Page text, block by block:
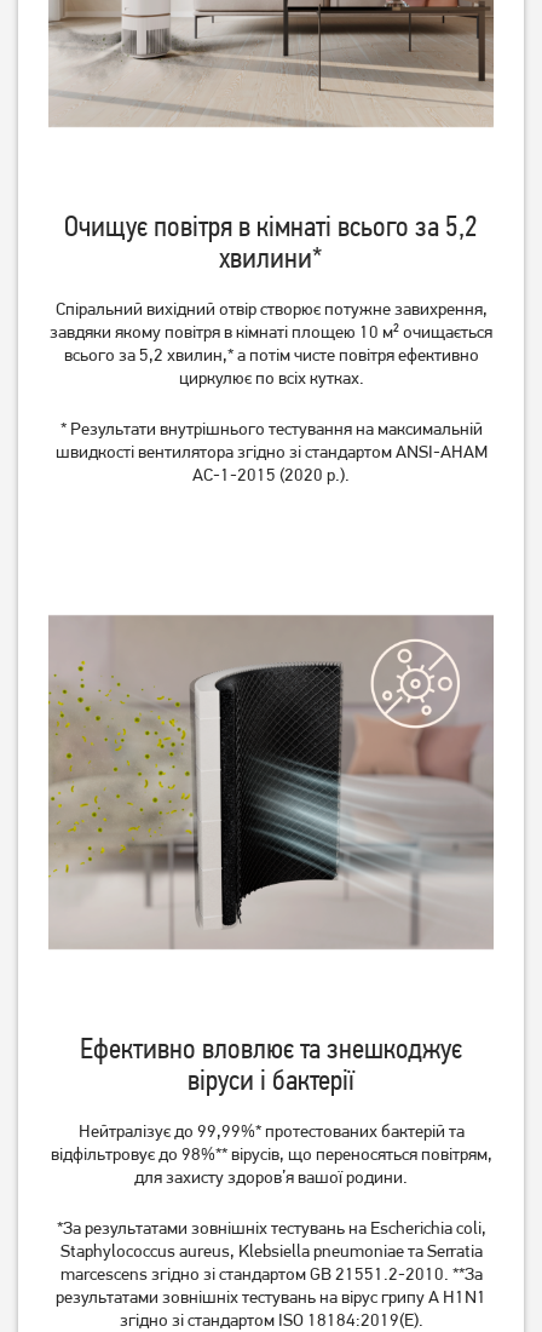
Немає в наявності Немає в наявності
Очищувач повітря
Electrolux PA91-604DG
Очисник повітря Beko
ATP7100I
Очищувач повітря
Electrolux EPO60771DG
20 389грн
Немає в наявності
Очищувач повітря
Electrolux EPO50351SW
7 689грн
Немає в наявності
Очищує повітря в кімнаті всього за 5,2
хвилини*
Спіральний вихідний отвір створює потужне завихрення,
завдяки якому повітря в кімнаті площею 10 м² очищається
всього за 5,2 хвилин,* а потім чисте повітря ефективно
циркулює по всіх кутках.
* Результати внутрішнього тестування на максимальній
швидкості вентилятора згідно зі стандартом ANSI-AHAM
AC-1-2015 (2020 р.).
Ефективно вловлює та знешкоджує
віруси і бактерії
Нейтралізує до 99,99%* протестованих бактерій та
відфільтровує до 98%** вірусів, що переносяться повітрям,
для захисту здоров’я вашої родини.
*За результатами зовнішніх тестувань на Escherichia coli,
Staphylococcus aureus, Klebsiella pneumoniae та Serratia
marcescens згідно зі стандартом GB 21551.2-2010. **За
результатами зовнішніх тестувань на вірус грипу A H1N1
згідно зі стандартом ISO 18184:2019(E).